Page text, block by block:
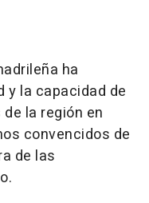
ha
y la capacidad de
la región en
convencidos de
de las